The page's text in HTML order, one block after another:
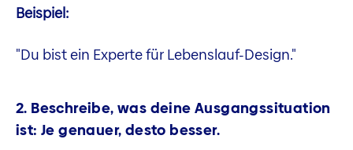
Beispiel:
"Du bist ein Experte für Lebenslauf-Design."
2. Beschreibe, was deine Ausgangssituation
ist: Je genauer, desto besser.